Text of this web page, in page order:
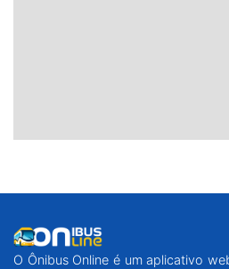
O Ônibus Online é um aplicativo